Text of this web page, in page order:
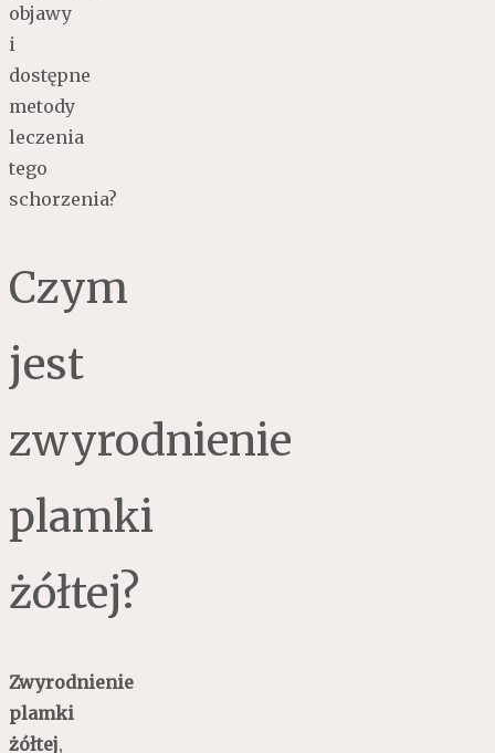
objawy
i
dostępne
metody
leczenia
tego
schorzenia?
Czym
jest
zwyrodnienie
plamki
żółtej?
Zwyrodnienie
plamki
żółtej,